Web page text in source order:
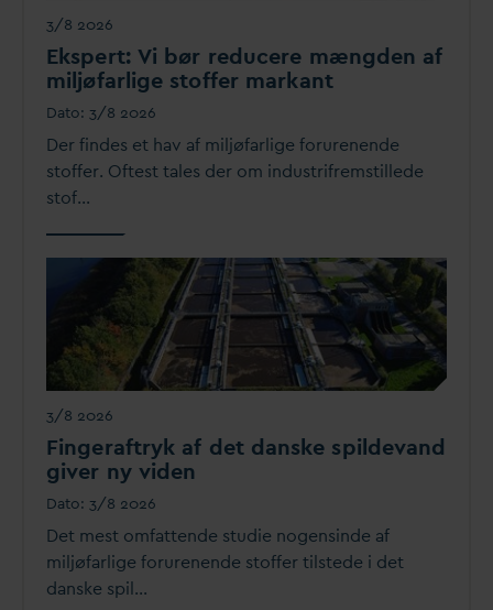
3/8 2026
Ekspert: Vi bør reducere mængden af
miljøfarlige stoffer markant
Dato: 3/8 2026
Der findes et hav af miljøfarlige forurenende
stoffer. Oftest tales der om industrifremstillede
stof…
3/8 2026
Fingeraftryk af det danske spildevand
giver ny viden
Dato: 3/8 2026
Det mest omfattende studie nogensinde af
miljøfarlige forurenende stoffer tilstede i det
danske spil…